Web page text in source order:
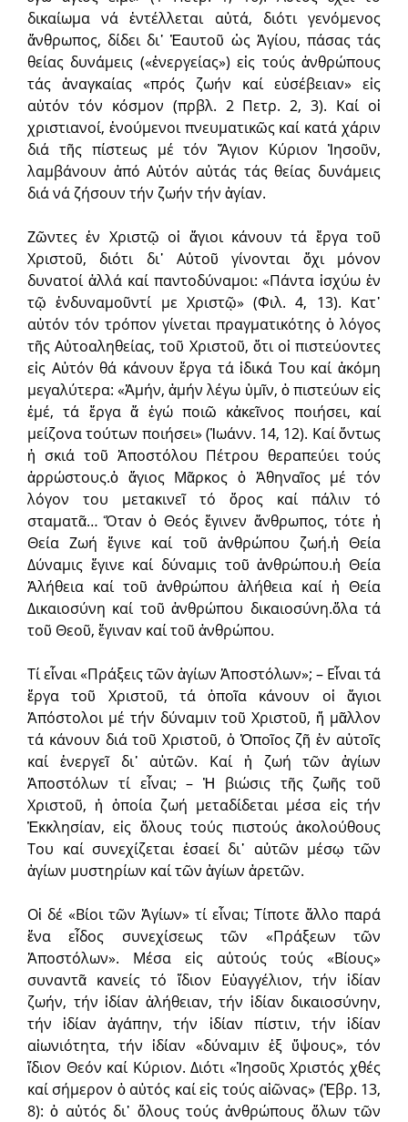
δικαίωμα νά ἐντέλλεται αὐτά, διότι γενόμενος
ἄνθρωπος, δίδει δι᾽ Ἑαυτοῦ ὡς Ἁγίου, πάσας τάς
θείας δυνάμεις («ἐνεργείας») εἰς τούς ἀνθρώπους
τάς ἀναγκαίας «πρός ζωήν καί εὐσέβειαν» εἰς
αὐτόν τόν κόσμον (πρβλ. 2 Πετρ. 2, 3). Καί οἱ
χριστιανοί, ἑνούμενοι πνευματικῶς καί κατά χάριν
διά τῆς πίστεως μέ τόν Ἅγιον Κύριον Ἰησοῦν,
λαμβάνουν ἀπό Αὐτόν αὐτάς τάς θείας δυνάμεις
διά νά ζήσουν τήν ζωήν τήν ἁγίαν.
Ζῶντες ἐν Χριστῷ οἱ ἅγιοι κάνουν τά ἔργα τοῦ
Χριστοῦ, διότι δι᾽ Αὐτοῦ γίνονται ὄχι μόνον
δυνατοί ἀλλά καί παντοδύναμοι: «Πάντα ἰσχύω ἐν
τῷ ἐνδυναμοῦντί με Χριστῷ» (Φιλ. 4, 13). Κατ᾽
αὐτόν τόν τρόπον γίνεται πραγματικότης ὁ λόγος
τῆς Αὐτοαληθείας, τοῦ Χριστοῦ, ὅτι οἱ πιστεύοντες
εἰς Αὐτόν θά κάνουν ἔργα τά ἰδικά Του καί ἀκόμη
μεγαλύτερα: «Ἀμήν, ἀμήν λέγω ὑμῖν, ὁ πιστεύων εἰς
ἐμέ, τά ἔργα ἅ ἐγώ ποιῶ κἀκεῖνος ποιήσει, καί
μείζονα τούτων ποιήσει» (Ἰωάνν. 14, 12). Καί ὄντως
ἡ σκιά τοῦ Ἀποστόλου Πέτρου θεραπεύει τούς
ἀρρώστους.ὁ ἅγιος Μᾶρκος ὁ Ἀθηναῖος μέ τόν
λόγον του μετακινεῖ τό ὄρος καί πάλιν τό
σταματᾶ… Ὅταν ὁ Θεός ἔγινεν ἄνθρωπος, τότε ἡ
Θεία Ζωή ἔγινε καί τοῦ ἀνθρώπου ζωή.ἡ Θεία
Δύναμις ἔγινε καί δύναμις τοῦ ἀνθρώπου.ἡ Θεία
Ἀλήθεια καί τοῦ ἀνθρώπου ἀλήθεια καί ἡ Θεία
Δικαιοσύνη καί τοῦ ἀνθρώπου δικαιοσύνη.ὅλα τά
τοῦ Θεοῦ, ἔγιναν καί τοῦ ἀνθρώπου.
Τί εἶναι «Πράξεις τῶν ἁγίων Ἀποστόλων»; – Εἶναι τά
ἔργα τοῦ Χριστοῦ, τά ὁποῖα κάνουν οἱ ἅγιοι
Ἀπόστολοι μέ τήν δύναμιν τοῦ Χριστοῦ, ἤ μᾶλλον
τά κάνουν διά τοῦ Χριστοῦ, ὁ Ὁποῖος ζῆ ἐν αὐτοῖς
καί ἐνεργεῖ δι᾽ αὐτῶν. Καί ἡ ζωή τῶν ἁγίων
Ἀποστόλων τί εἶναι; – Ἡ βιώσις τῆς ζωῆς τοῦ
Χριστοῦ, ἡ ὁποία ζωή μεταδίδεται μέσα εἰς τήν
Ἐκκλησίαν, εἰς ὅλους τούς πιστούς ἀκολούθους
Του καί συνεχίζεται ἐσαεί δι᾽ αὐτῶν μέσῳ τῶν
ἁγίων μυστηρίων καί τῶν ἁγίων ἀρετῶν.
Οἱ δέ «Βίοι τῶν Ἁγίων» τί εἶναι; Τίποτε ἄλλο παρά
ἕνα εἶδος συνεχίσεως τῶν «Πράξεων τῶν
Ἀποστόλων». Μέσα εἰς αὐτούς τούς «Βίους»
συναντᾶ κανείς τό ἴδιον Εὐαγγέλιον, τήν ἰδίαν
ζωήν, τήν ἰδίαν ἀλήθειαν, τήν ἰδίαν δικαιοσύνην,
τήν ἰδίαν ἀγάπην, τήν ἰδίαν πίστιν, τήν ἰδίαν
αἰωνιότητα, τήν ἰδίαν «δύναμιν ἐξ ὕψους», τόν
ἴδιον Θεόν καί Κύριον. Διότι «Ἰησοῦς Χριστός χθές
καί σήμερον ὁ αὐτός καί εἰς τούς αἰῶνας» (Ἑβρ. 13,
8): ὁ αὐτός δι᾽ ὅλους τούς ἀνθρώπους ὅλων τῶν